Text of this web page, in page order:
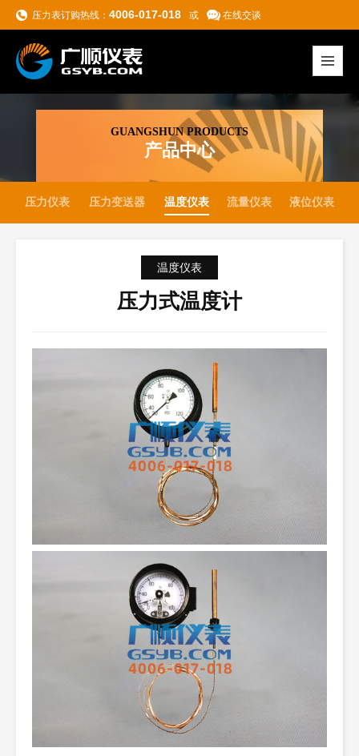
压力表订购热线： 4006-017-018 或 在线交谈
GUANGSHUN PRODUCTS
产品中心
压力仪表 压力变送器 温度仪表 流量仪表 液位仪表
温度仪表
压力式温度计